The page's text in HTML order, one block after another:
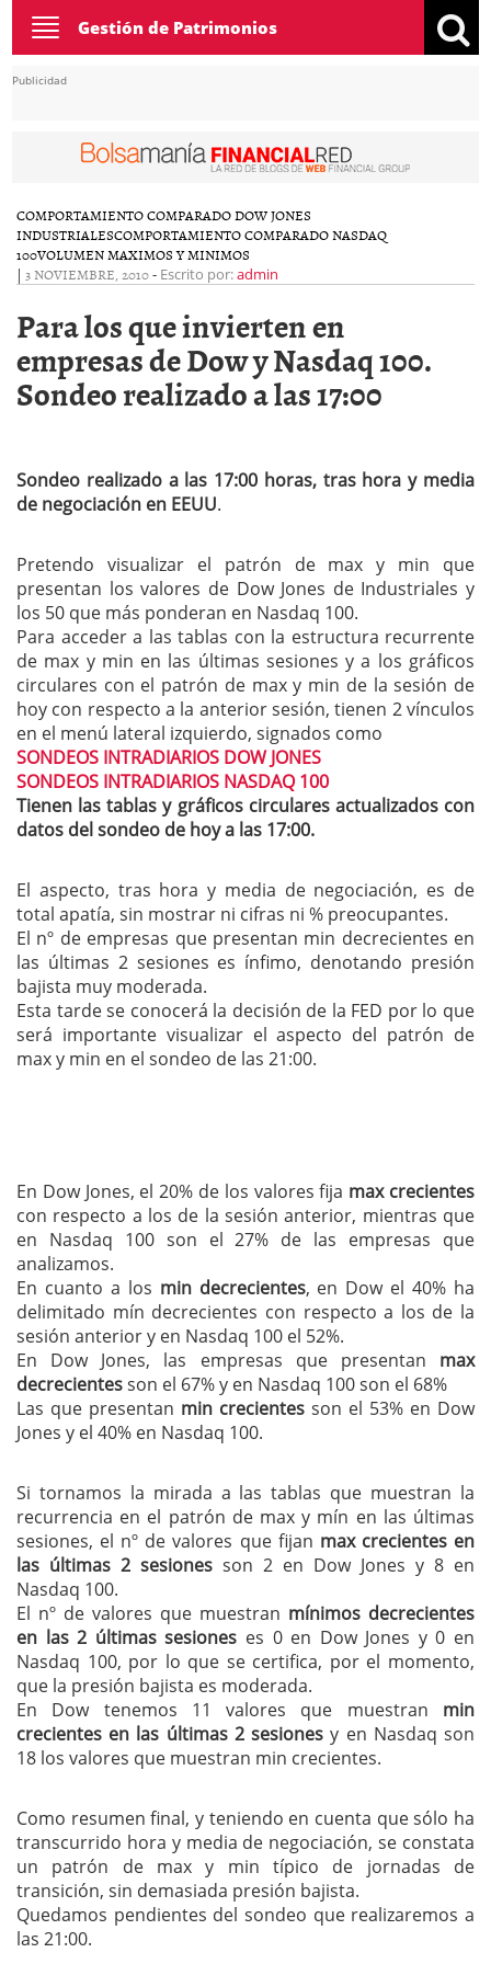
Toggle
navigation
Gestión de Patrimonios
Publicidad
COMPORTAMIENTO COMPARADO DOW JONES
INDUSTRIALESCOMPORTAMIENTO COMPARADO NASDAQ
100VOLUMEN MAXIMOS Y MINIMOS
| 3 NOVIEMBRE, 2010- Escrito por:admin
Para los que invierten en
empresas de Dow y Nasdaq 100.
Sondeo realizado a las 17:00
Sondeo realizado a las 17:00 horas, tras hora y media
de negociación en EEUU.
Pretendo visualizar el patrón de max y min que
presentan los valores de Dow Jones de Industriales y
los 50 que más ponderan en Nasdaq 100.
Para acceder a las tablas con la estructura recurrente
de max y min en las últimas sesiones y a los gráficos
circulares con el patrón de max y min de la sesión de
hoy con respecto a la anterior sesión, tienen 2 vínculos
en el menú lateral izquierdo, signados como
SONDEOS INTRADIARIOS DOW JONES
SONDEOS INTRADIARIOS NASDAQ 100
Tienen las tablas y gráficos circulares actualizados con
datos del sondeo de hoy a las 17:00.
El aspecto, tras hora y media de negociación, es de
total apatía, sin mostrar ni cifras ni % preocupantes.
El nº de empresas que presentan min decrecientes en
las últimas 2 sesiones es ínfimo, denotando presión
bajista muy moderada.
Esta tarde se conocerá la decisión de la FED por lo que
será importante visualizar el aspecto del patrón de
max y min en el sondeo de las 21:00.
En Dow Jones, el 20% de los valores fija max crecientes
con respecto a los de la sesión anterior, mientras que
en Nasdaq 100 son el 27% de las empresas que
analizamos.
En cuanto a los min decrecientes, en Dow el 40% ha
delimitado mín decrecientes con respecto a los de la
sesión anterior y en Nasdaq 100 el 52%.
En Dow Jones, las empresas que presentan max
decrecientesson el 67% y en Nasdaq 100 son el 68%
Las que presentan min crecientes son el 53% en Dow
Jones y el 40% en Nasdaq 100.
Si tornamos la mirada a las tablas que muestran la
recurrencia en el patrón de max y mín en las últimas
sesiones, el nº de valores que fijan max crecientes en
las últimas 2 sesiones son 2 en Dow Jones y 8 en
Nasdaq 100.
El nº de valores que muestran mínimos decrecientes
en las 2 últimas sesiones es 0 en Dow Jones y 0 en
Nasdaq 100, por lo que se certifica, por el momento,
que la presión bajista es moderada.
En Dow tenemos 11 valores que muestran min
crecientes en las últimas 2 sesiones y en Nasdaq son
18 los valores que muestran min crecientes.
Como resumen final, y teniendo en cuenta que sólo ha
transcurrido hora y media de negociación, se constata
un patrón de max y min típico de jornadas de
transición, sin demasiada presión bajista.
Quedamos pendientes del sondeo que realizaremos a
las 21:00.